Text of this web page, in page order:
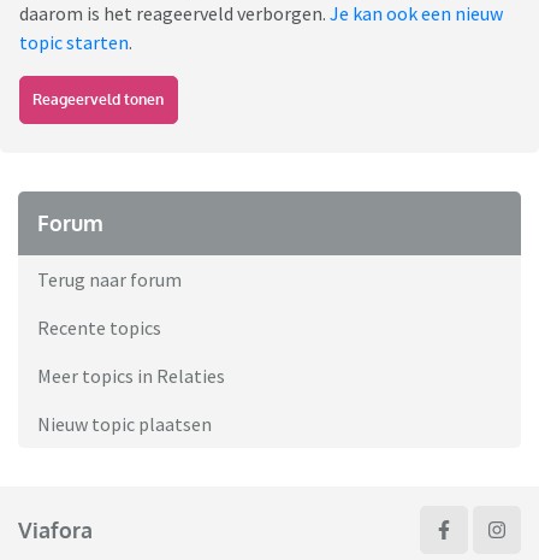
daarom is het reageerveld verborgen. Je kan ook een nieuw
topic starten.
Reageerveld tonen
Forum
Terug naar forum
Recente topics
Meer topics in Relaties
Nieuw topic plaatsen
Viafora